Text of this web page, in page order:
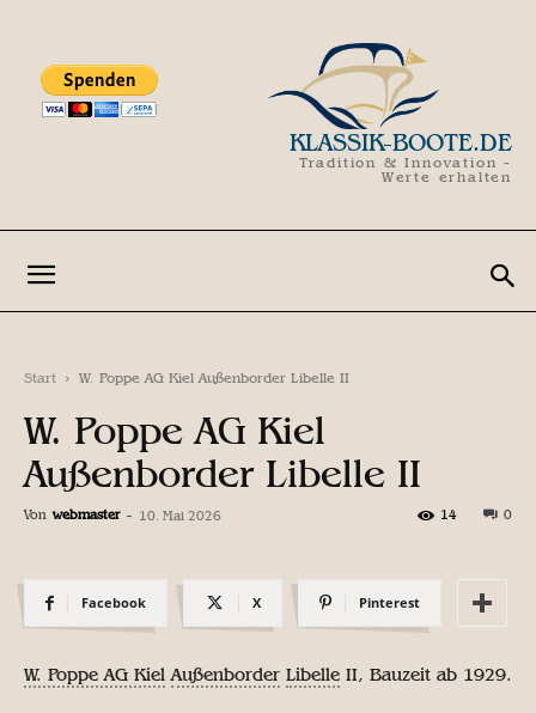
KLASSIK-BOOTE.DE
Tradition & Innovation -
Werte erhalten
Start W. Poppe AG Kiel Außenborder Libelle II
W. Poppe AG Kiel
Außenborder Libelle II
Von webmaster - 10. Mai 2026 0
14
Facebook X Pinterest
W. Poppe AG Kiel Außenborder Libelle II, Bauzeit ab 1929.